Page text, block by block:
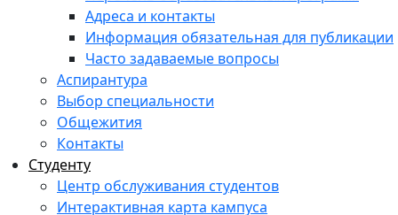
Адреса и контакты
Информация обязательная для публикации
Часто задаваемые вопросы
Аспирантура
Выбор специальности
Общежития
Контакты
Студенту
Центр обслуживания студентов
Интерактивная карта кампуса